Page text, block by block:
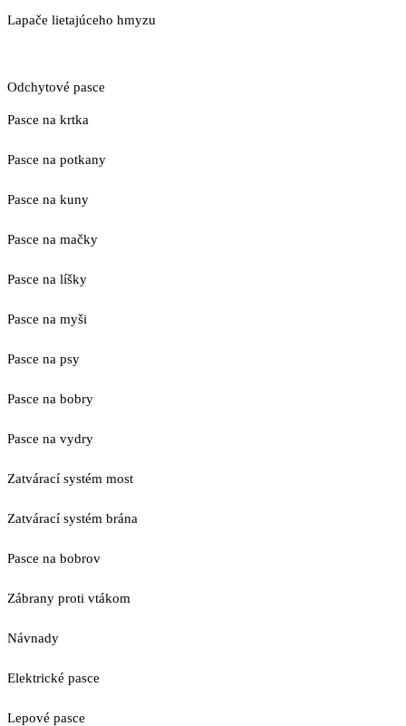
Lapače lietajúceho hmyzu
Odchytové pasce
Pasce na krtka
Pasce na potkany
Pasce na kuny
Pasce na mačky
Pasce na líšky
Pasce na myši
Pasce na psy
Pasce na bobry
Pasce na vydry
Zatvárací systém most
Zatvárací systém brána
Pasce na bobrov
Zábrany proti vtákom
Návnady
Elektrické pasce
Lepové pasce